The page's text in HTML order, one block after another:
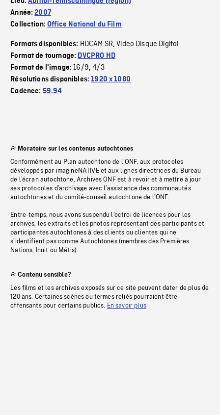
Année:2007
Collection:Office National du Film
Formats disponibles: HDCAM SR,Video Disque Digital
Format de tournage: DVCPRO HD
Format de l'image:16/9,4/3
Résolutions disponibles:1920 x 1080
Cadence: 59.94
Moratoire sur les contenus autochtones
Conformément au Plan autochtone de l’ONF, aux protocoles
développés par imagineNATIVE et aux lignes directrices du Bureau
de l’écran autochtone, Archives ONF est à revoir et à mettre à jour
ses protocoles d’archivage avec l’assistance des communautés
autochtones et du comité-conseil autochtone de l’ONF.
Entre-temps, nous avons suspendu l’octroi de licences pour les
archives, les extraits et les photos représentant des participants et
participantes autochtones à des clients ou clientes qui ne
s’identifient pas comme Autochtones (membres des Premières
Nations, Inuit ou Métis).
Contenu sensible?
Les films et les archives exposés sur ce site peuvent dater de plus de
120 ans. Certaines scènes ou termes reliés pourraient être
offensants pour certains publics. En savoir plus